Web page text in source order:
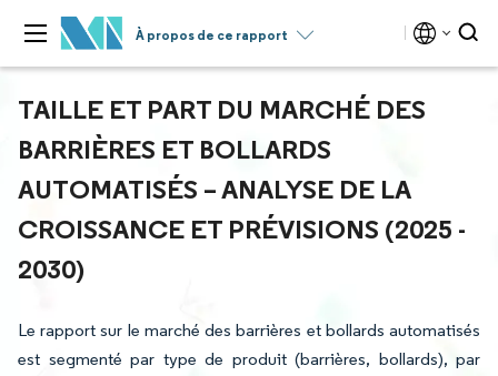
À propos de ce rapport
TAILLE ET PART DU MARCHÉ DES
BARRIÈRES ET BOLLARDS
AUTOMATISÉS – ANALYSE DE LA
CROISSANCE ET PRÉVISIONS (2025 -
2030)
Le rapport sur le marché des barrières et bollards automatisés
est segmenté par type de produit (barrières, bollards), par